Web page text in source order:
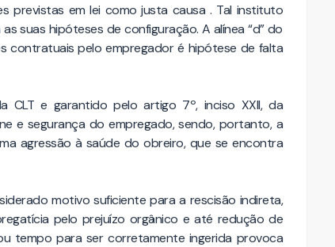
previstas em lei como justa causa . Tal instituto
suas hipóteses de configuração. A alínea “d” do
contratuais pelo empregador é hipótese de falta
CLT e garantido pelo artigo 7º, inciso XXII, da
e segurança do empregado, sendo, portanto, a
agressão à saúde do obreiro, que se encontra
motivo suficiente para a rescisão indireta,
pelo prejuízo orgânico e até redução de
tempo para ser corretamente ingerida provoca